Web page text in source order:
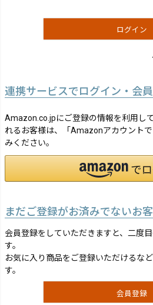
ログイン
連携サービスでログイン・会
Amazon.co.jpにご登録の情報を利用し
れるお客様は、「Amazonアカウント
みください。
まだご登録がお済みでないお
会員登録をしていただきますと、二度
す。
お気に入り商品をご登録いただけるな
す。
会員登録